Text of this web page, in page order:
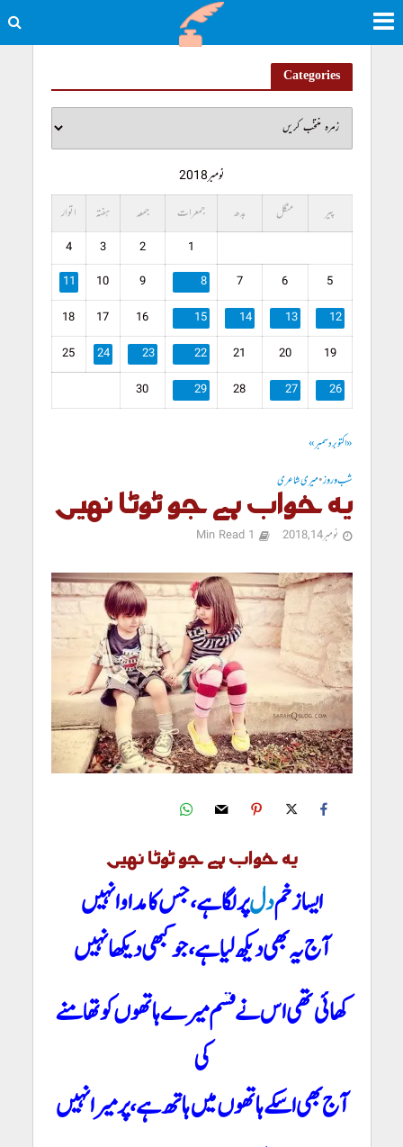
Categories
نومبر 2018
پیر
منگل بدھ جمعرات جمعہ ہفتہ اتوار
1
2
3
4
5
6
7
8
9
10
11
12
13
14
15
16
17
18
19
20
21
22
23
24
25
26
27
28
29
30
« اکتوبردسمبر »
شب و روز•میری شاعری
یہ خواب ہے جو ٹوٹا نہیں
نومبر 14, 2018 1 Min Read
یہ خواب ہے جو ٹوٹا نہیں
ایسا زخمدلپر لگا ہے، جس کا مداوا نہیں
آج یہ بھی دیکھ لیا ہے، جو کبھی دیکھا نہیں
کھائی تھی اس نے قسم میرے ہاتھوں کو تھامنے
کی
آج بھی اسکے ہاتھوں میں ہاتھ ہے ، پر میرا نہیں